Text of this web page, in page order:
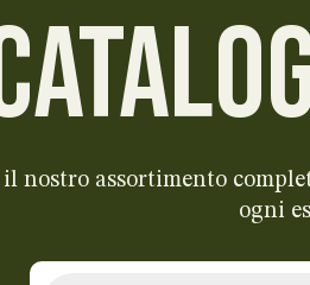
il nostro assortimento
ogni